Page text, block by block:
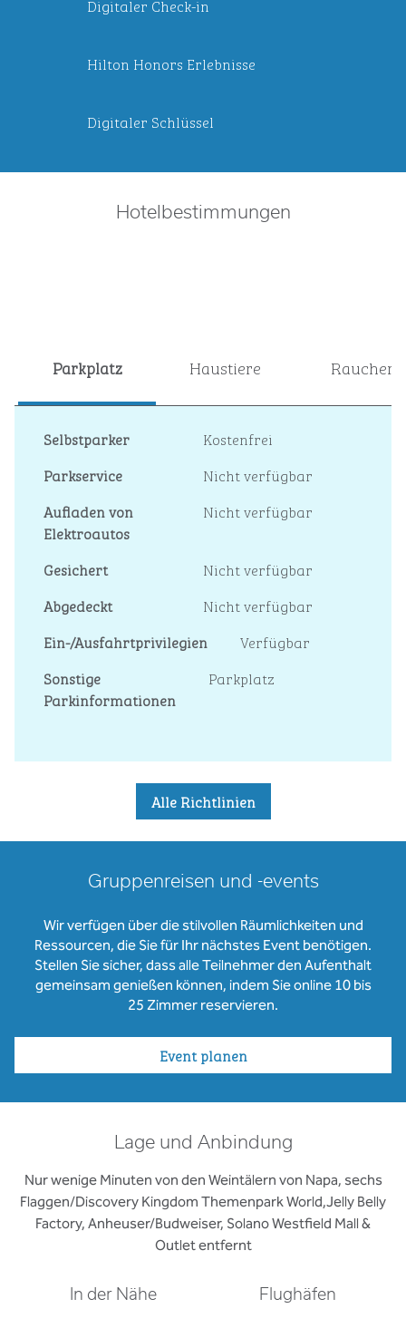
Digitaler Check-in
Hilton Honors Erlebnisse
Digitaler Schlüssel
Hotelbestimmungen
Parkplatz Haustiere Raucher
Selbstparker
Kostenfrei
Parkservice
Nicht verfügbar
Aufladen von
Elektroautos
Nicht verfügbar
Gesichert
Nicht verfügbar
Abgedeckt
Nicht verfügbar
Ein-/Ausfahrtprivilegien
Verfügbar
Sonstige
Parkinformationen
Parkplatz
Alle Richtlinien
Gruppenreisen und -events
Wir verfügen über die stilvollen Räumlichkeiten und
Ressourcen, die Sie für Ihr nächstes Event benötigen.
Stellen Sie sicher, dass alle Teilnehmer den Aufenthalt
gemeinsam genießen können, indem Sie online 10 bis
25 Zimmer reservieren.
Event planen
Lage und Anbindung
Nur wenige Minuten von den Weintälern von Napa, sechs
Flaggen/Discovery Kingdom Themenpark World,Jelly Belly
Factory, Anheuser/Budweiser, Solano Westfield Mall &
Outlet entfernt
In der Nähe Flughäfen